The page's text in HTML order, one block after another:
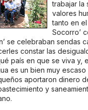
trabajar la
valores
tanto en
Socorro’
se celebraban sendas
constar las
país en que se viva y,
es un bien muy escaso
aportaron dinero
y